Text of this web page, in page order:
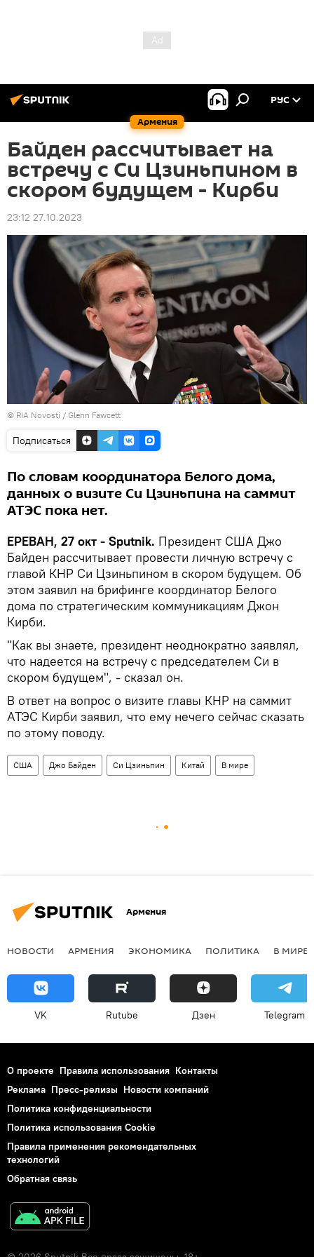
Армения
РУС
Байден рассчитывает на
встречу с Си Цзиньпином в
скором будущем - Кирби
23:12 27.10.2023
© RIA Novosti / Glenn Fawcett
Подписаться
По словам координатора Белого дома,
данных о визите Си Цзиньпина на саммит
АТЭС пока нет.
ЕРЕВАН, 27 окт - Sputnik. Президент США Джо
Байден рассчитывает провести личную встречу с
главой КНР Си Цзиньпином в скором будущем. Об
этом заявил на брифинге координатор Белого
дома по стратегическим коммуникациям Джон
Кирби.
"Как вы знаете, президент неоднократно заявлял,
что надеется на встречу с председателем Си в
скором будущем", - сказал он.
В ответ на вопрос о визите главы КНР на саммит
АТЭС Кирби заявил, что ему нечего сейчас сказать
по этому поводу.
США Джо Байден Си Цзиньпин Китай В мире
Армения
НОВОСТИ АРМЕНИЯ ЭКОНОМИКА ПОЛИТИКА В МИРЕ
VK Rutube Дзен Telegram
О проекте Правила использования Контакты
Реклама Пресс-релизы Новости компаний
Политика конфиденциальности
Политика использования Cookie
Правила применения рекомендательных
технологий
Обратная связь